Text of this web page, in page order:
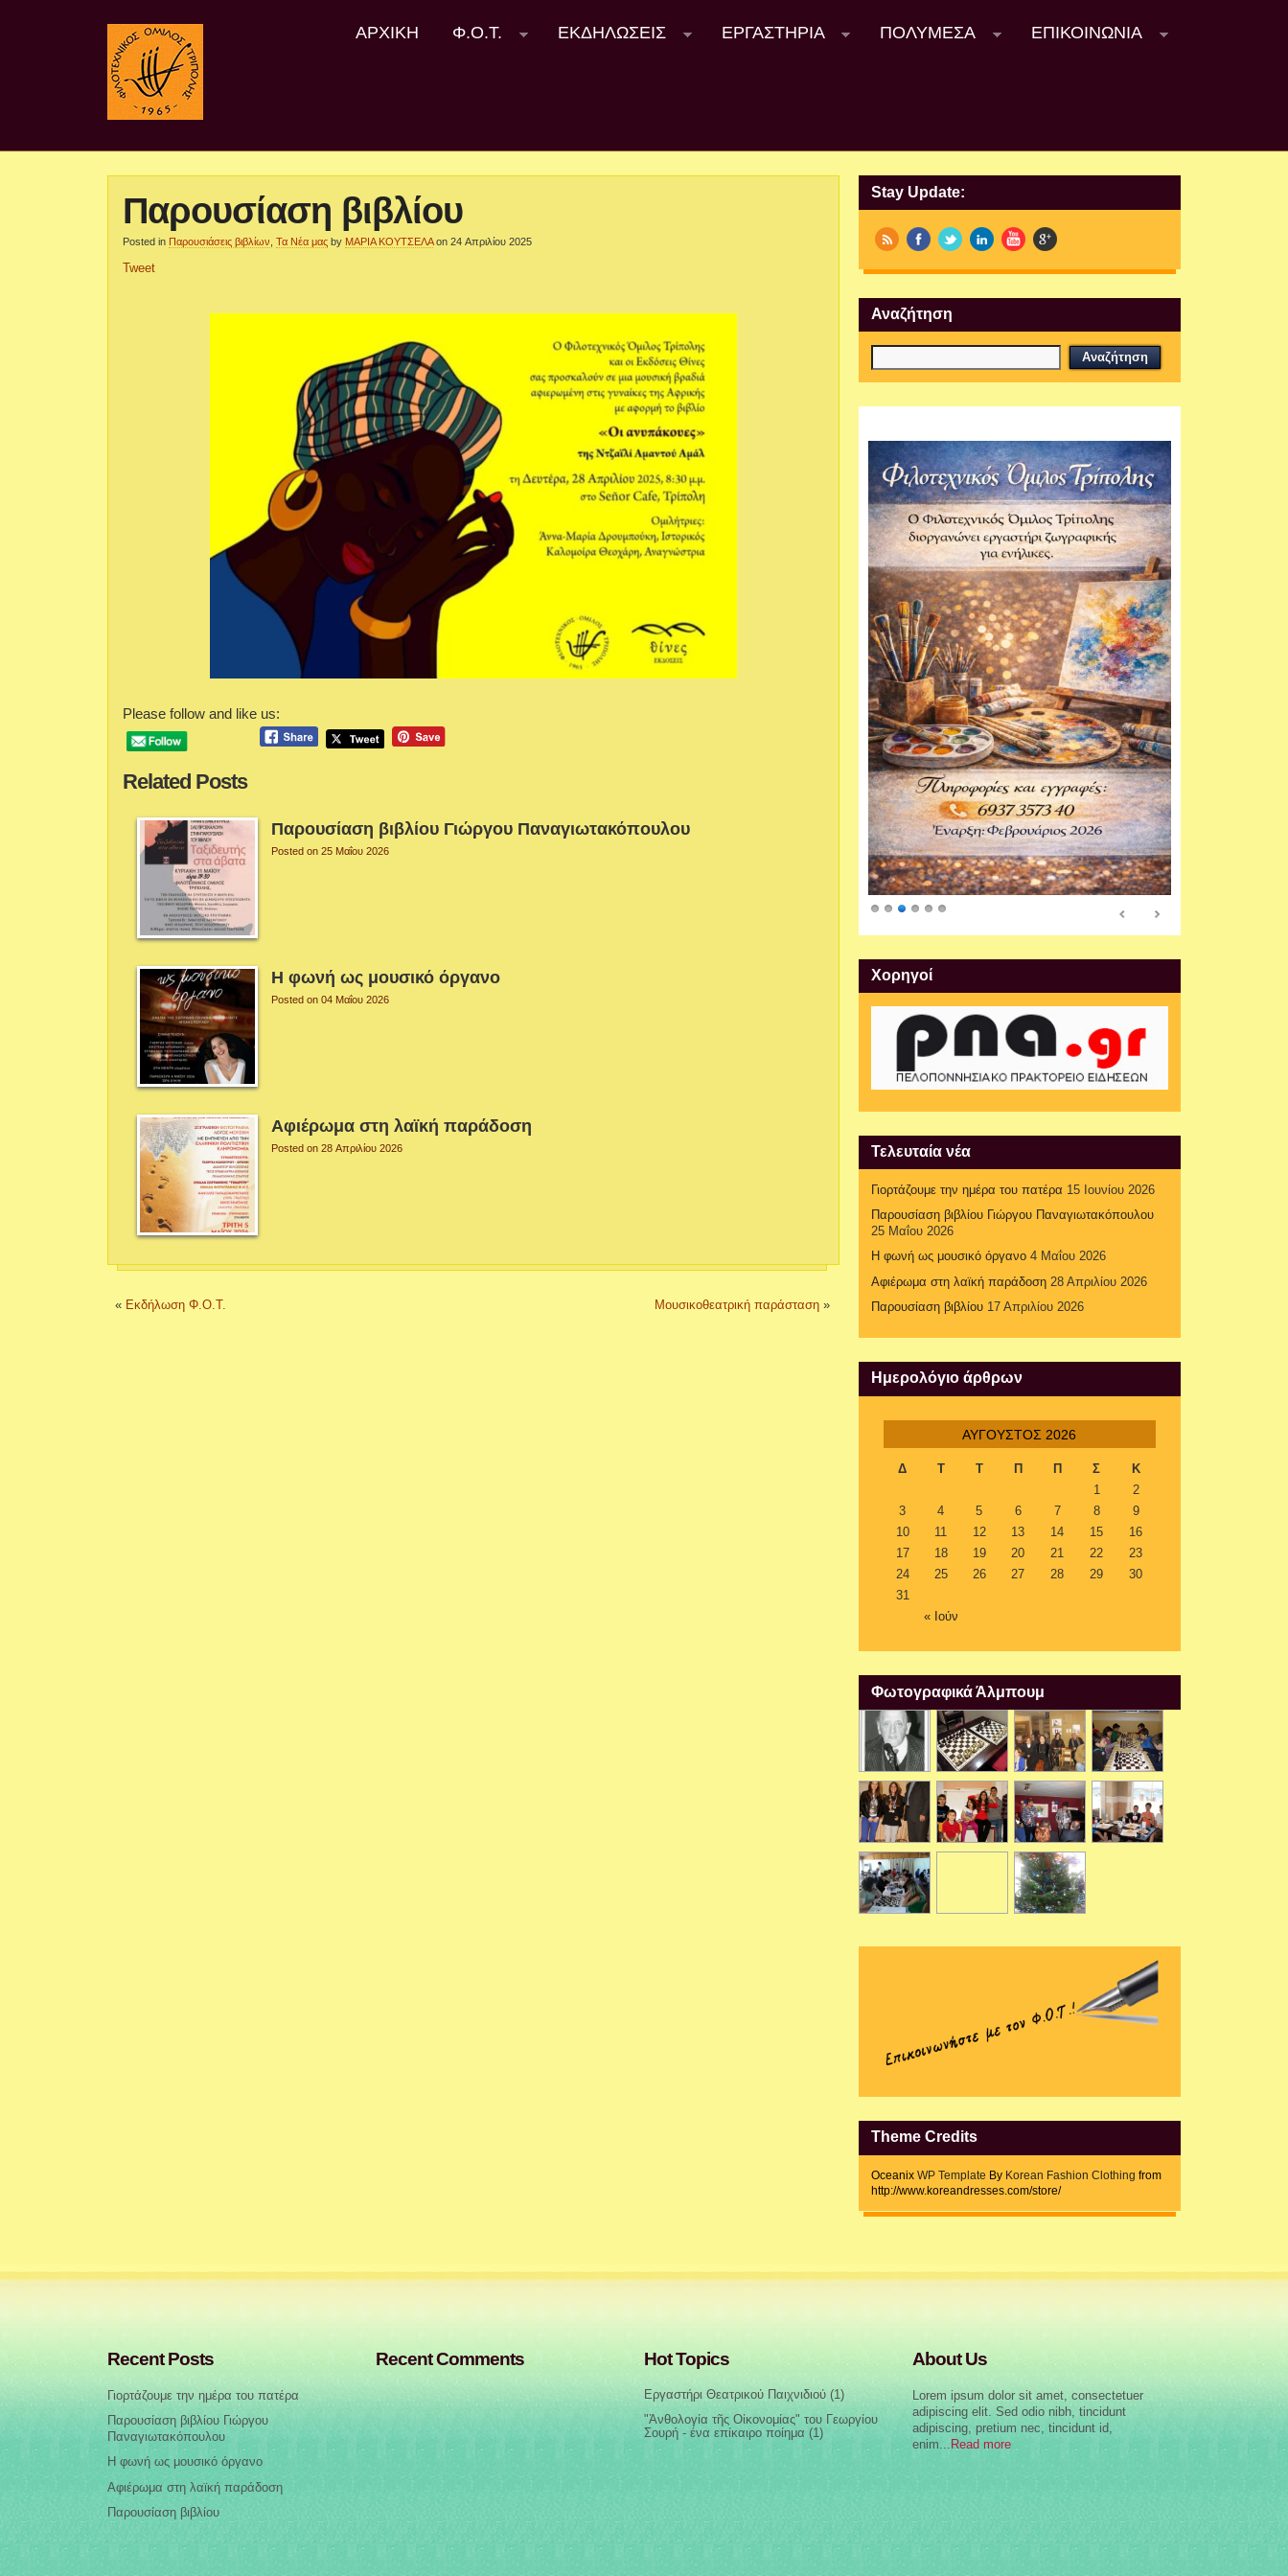
ΑΡΧΙΚΉ Φ.Ο.Τ. ΕΚΔΗΛΩΣΕΙΣ ΕΡΓΑΣΤΗΡΙΑ ΠΟΛΥΜΈΣΑ ΕΠΙΚΟΙΝΩΝΊΑ
Παρουσίαση βιβλίου
Posted in Παρουσιάσεις βιβλίων ,Τα Νέα μας by ΜΑΡΙΑ ΚΟΥΤΣΕΛΑ on 24 Απριλίου 2025
Tweet
Please follow and like us:
Related Posts
Παρουσίαση βιβλίου Γιώργου Παναγιωτακόπουλου
Posted on 25 Μαΐου 2026
Η φωνή ως μουσικό όργανο
Posted on 04 Μαΐου 2026
Αφιέρωμα στη λαϊκή παράδοση
Posted on 28 Απριλίου 2026
« Εκδήλωση Φ.Ο.Τ. Μουσικοθεατρική παράσταση»
Stay Update:
Αναζήτηση
Xορηγοί
Τελευταία νέα
Γιορτάζουμε την ημέρα του πατέρα 15 Ιουνίου 2026
Παρουσίαση βιβλίου Γιώργου Παναγιωτακόπουλου
25 Μαΐου 2026
Η φωνή ως μουσικό όργανο 4 Μαΐου 2026
Αφιέρωμα στη λαϊκή παράδοση 28 Απριλίου 2026
Παρουσίαση βιβλίου 17 Απριλίου 2026
Ημερολόγιο άρθρων
ΑΎΓΟΥΣΤΟΣ 2026
Δ Τ Τ Π Π Σ Κ
« Ιούν
1
2
3
4 5 6 7 8
9
10
11 12 13 14 15
16
17
18 19 20 21 22
23
24
25 26 27 28 29
30
31
Φωτογραφικά Άλμπουμ
Theme Credits
OceanixWP Template By Korean Fashion Clothing from
http://www.koreandresses.com/store/
Recent Posts
Γιορτάζουμε την ημέρα του πατέρα
Παρουσίαση βιβλίου Γιώργου
Παναγιωτακόπουλου
Η φωνή ως μουσικό όργανο
Αφιέρωμα στη λαϊκή παράδοση
Παρουσίαση βιβλίου
Recent Comments Hot Topics
Εργαστήρι Θεατρικού Παιχνιδιού(1)
"Ἀνθολογία τῆς Οἰκονομίας" του Γεωργίου
Σουρή - ένα επίκαιρο ποίημα (1)
About Us
Lorem ipsum dolor sit amet, consectetuer
adipiscing elit. Sed odio nibh, tincidunt
adipiscing, pretium nec, tincidunt id,
enim...
Read more